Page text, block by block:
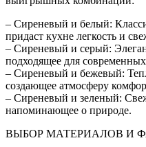
– Сиреневый и белый:
придаст кухне легкость и
– Сиреневый и серый:
подходящее для
– Сиреневый и бежевый:
создающее атмосферу
– Сиреневый и зеленый:
напоминающее о природе.
ВЫБОР МАТЕРИАЛОВ И